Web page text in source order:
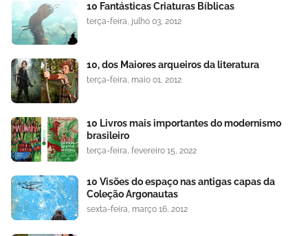
10 Fantásticas Criaturas Bíblicas
terça-feira, julho 03, 2012
10, dos Maiores arqueiros da literatura
terça-feira, maio 01, 2012
10 Livros mais importantes do modernismo
brasileiro
terça-feira, fevereiro 15, 2022
10 Visões do espaço nas antigas capas da
Coleção Argonautas
sexta-feira, março 16, 2012